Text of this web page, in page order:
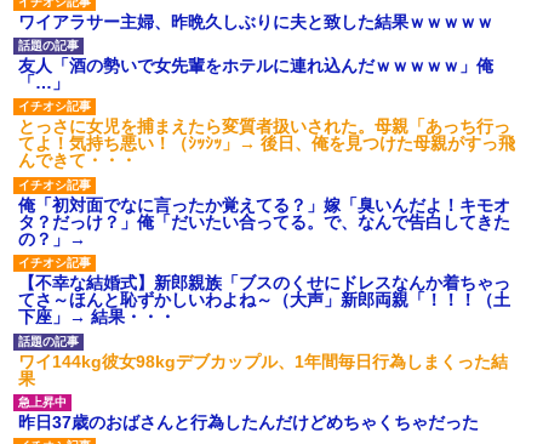
ワイアラサー主婦、昨晩久しぶりに夫と致した結果ｗｗｗｗｗ
友人「酒の勢いで女先輩をホテルに連れ込んだｗｗｗｗｗ」俺
「…」
とっさに女児を捕まえたら変質者扱いされた。母親「あっち行っ
てよ！気持ち悪い！（ｼｯｼｯ」→ 後日、俺を見つけた母親がすっ飛
んできて・・・
俺「初対面でなに言ったか覚えてる？」嫁「臭いんだよ！キモオ
タ？だっけ？」俺「だいたい合ってる。で、なんで告白してきた
の？」→
【不幸な結婚式】新郎親族「ブスのくせにドレスなんか着ちゃっ
てさ～ほんと恥ずかしいわよね～（大声」新郎両親「！！！（土
下座」→ 結果・・・
ワイ144kg彼女98kgデブカップル、1年間毎日行為しまくった結
果
昨日37歳のおばさんと行為したんだけどめちゃくちゃだった